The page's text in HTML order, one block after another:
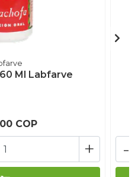
Ml Labfarve
COP
+ -